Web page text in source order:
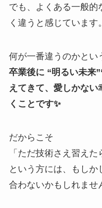
でも、よくある一般的
く違うと感じています。
何が一番違うのかとい
卒業後に “明るい未来
えてきて、愛しかな
くことです✨
だからこそ
「ただ技術さえ習えた
という方には、もし
合わないかもしれませ